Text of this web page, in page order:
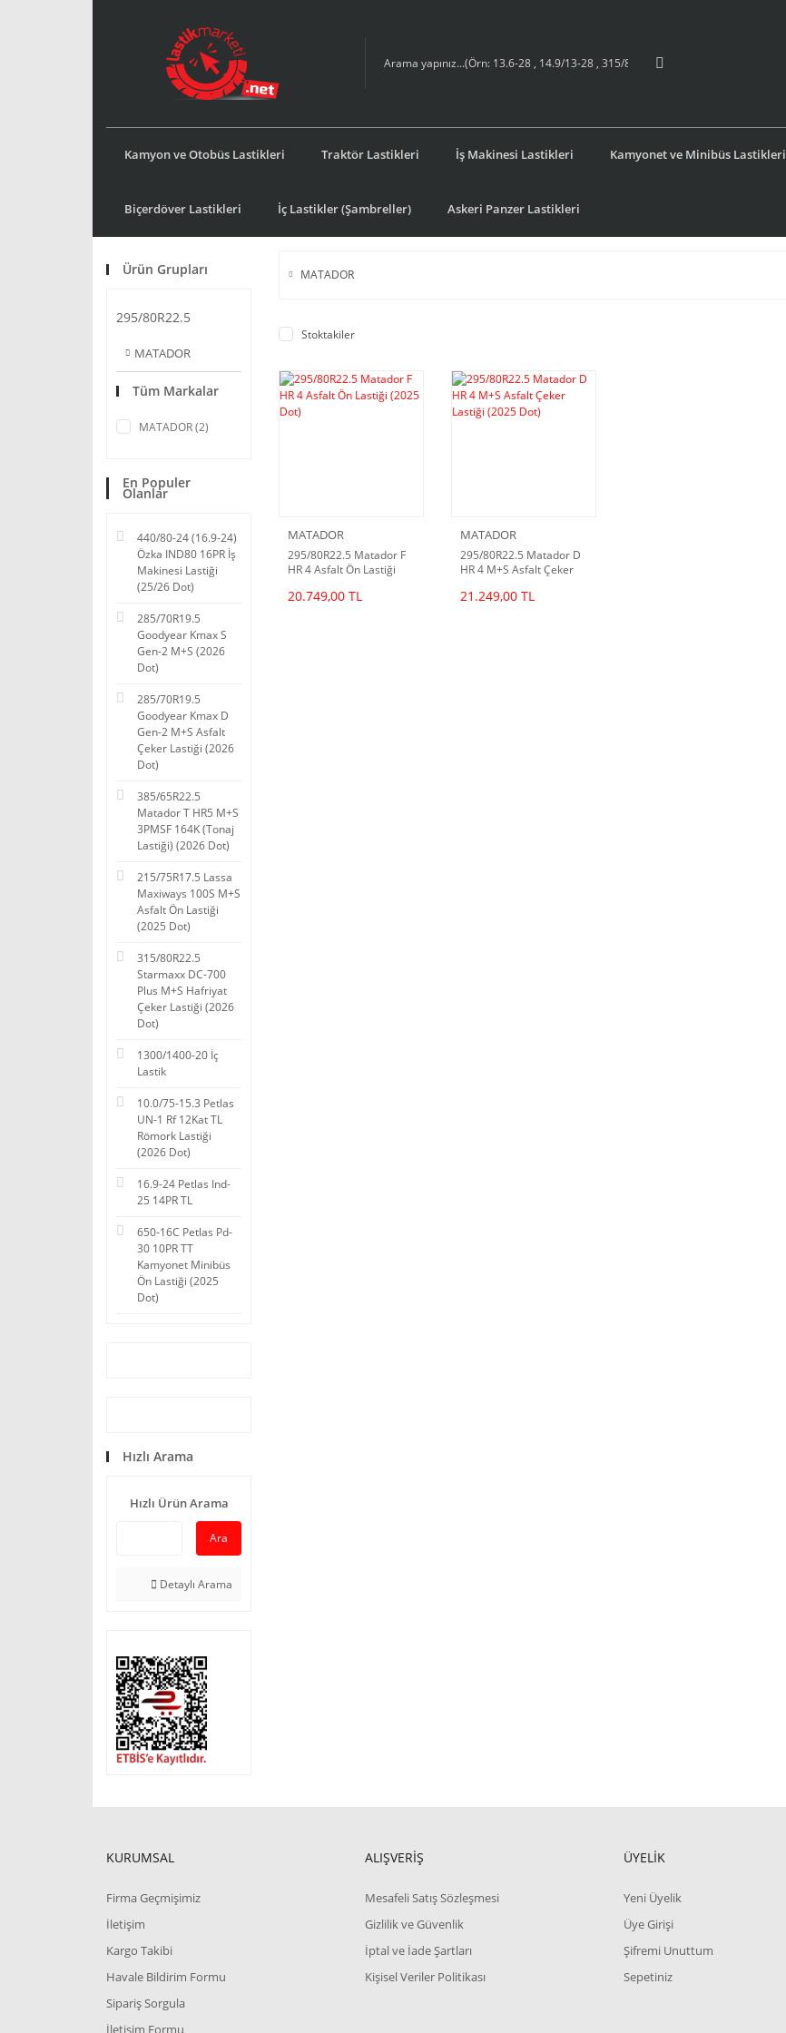
Kamyon ve Otobüs Lastikleri Traktör Lastikleri İş Makinesi Lastikleri Kamyonet ve Minibüs Lastikleri
Biçerdöver Lastikleri İç Lastikler (Şambreller) Askeri Panzer Lastikleri
Ürün Grupları
295/80R22.5
MATADOR
Tüm Markalar
MATADOR (2)
En Populer
Olanlar
440/80-24 (16.9-24)
Özka IND80 16PR İş
Makinesi Lastiği
(25/26 Dot)
285/70R19.5
Goodyear Kmax S
Gen-2 M+S (2026
Dot)
285/70R19.5
Goodyear Kmax D
Gen-2 M+S Asfalt
Çeker Lastiği (2026
Dot)
385/65R22.5
Matador T HR5 M+S
3PMSF 164K (Tonaj
Lastiği) (2026 Dot)
215/75R17.5 Lassa
Maxiways 100S M+S
Asfalt Ön Lastiği
(2025 Dot)
315/80R22.5
Starmaxx DC-700
Plus M+S Hafriyat
Çeker Lastiği (2026
Dot)
1300/1400-20 İç
Lastik
10.0/75-15.3 Petlas
UN-1 Rf 12Kat TL
Römork Lastiği
(2026 Dot)
16.9-24 Petlas Ind-
25 14PR TL
650-16C Petlas Pd-
30 10PR TT
Kamyonet Minibüs
Ön Lastiği (2025
Dot)
Hızlı Arama
Hızlı Ürün Arama
Ara
Detaylı Arama
MATADOR
Stoktakiler
MATADOR
295/80R22.5 Matador F
HR 4 Asfalt Ön Lastiği
20.749,00 TL
MATADOR
295/80R22.5 Matador D
HR 4 M+S Asfalt Çeker
21.249,00 TL
KURUMSAL
Firma Geçmişimiz
İletişim
Kargo Takibi
Havale Bildirim Formu
Sipariş Sorgula
İletişim Formu
ALIŞVERİŞ
Mesafeli Satış Sözleşmesi
Gizlilik ve Güvenlik
İptal ve İade Şartları
Kişisel Veriler Politikası
ÜYELİK
Yeni Üyelik
Üye Girişi
Şifremi Unuttum
Sepetiniz